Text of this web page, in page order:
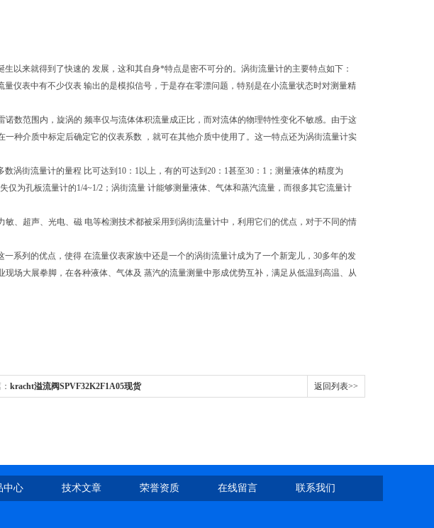
以来就得到了快速的 发展，这和其自身*特点是密不可分的。涡街流量计的主要特点如下：
仪表中有不少仪表 输出的是模拟信号，于是存在零漂问题，特别是在小流量状态时对测量精
数范围内，旋涡的 频率仅与流体体积流量成正比，而对流体的物理特性变化不敏感。由于这
种介质中标定后确定它的仪表系数 ，就可在其他介质中使用了。这一特点还为涡街流量计实
涡街流量计的量程 比可达到10：1以上，有的可达到20：1甚至30：1；测量液体的精度为
仅为孔板流量计的1/4~1/2；涡街流量 计能够测量液体、气体和蒸汽流量，而很多其它流量计
、超声、光电、磁 电等检测技术都被采用到涡街流量计中，利用它们的优点，对于不同的情
系列的优点，使得 在流量仪表家族中还是一个的涡街流量计成为了一个新宠儿，30多年的发
场大展拳脚，在各种液体、气体及 蒸汽的流量测量中形成优势互补，满足从低温到高温、从
kracht溢流阀SPVF32K2F1A05现货 返回列表>>
中心 技术文章 荣誉资质 在线留言 联系我们